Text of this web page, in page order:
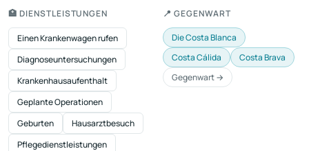
🏥 DIENSTLEISTUNGEN
Einen Krankenwagen rufen
Diagnoseuntersuchungen
Krankenhausaufenthalt
Geplante Operationen
Geburten
Hausarztbesuch
Pflegedienstleistungen
📍 GEGENWART
Die Costa Blanca
Costa Cálida
Costa Brava
Gegenwart →